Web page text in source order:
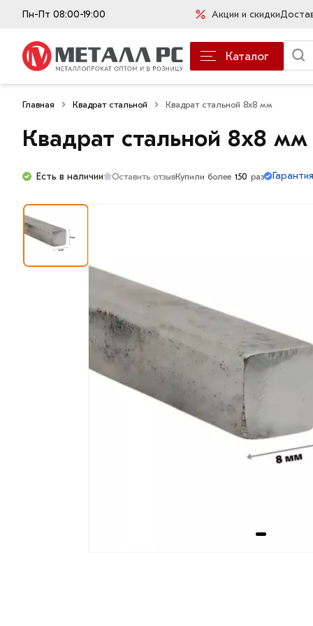
Пн-Пт 08:00-19:00 Акции и скидки
Каталог
Главная Квадрат стальной Квадрат стальной 8х8 мм
Квадрат стальной 8х8 мм
Есть в наличии Оставить отзывКупили более 150 раз